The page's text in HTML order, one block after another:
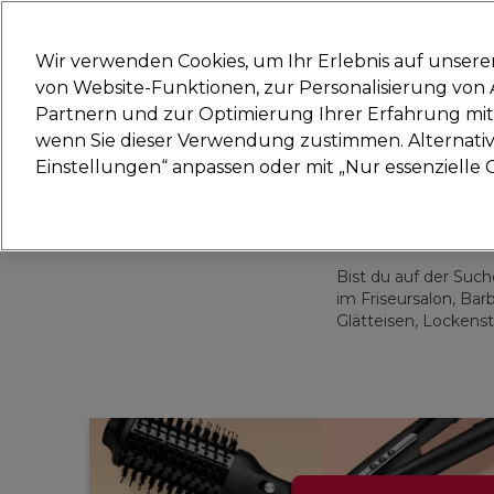
Marken Deals Haare Elektrogeräte
Lieferung und Lieferzeiten
Bist du auf der
im Friseursalon,
Glätteisen,
Wir verwenden Cookies, um Ihr Erlebnis auf
von Website-Funktionen, zur Personalisierung
Partnern und zur Optimierung Ihrer Erfahrung mit
wenn Sie dieser Verwendung zustimmen.
Einstellungen“ anpassen oder mit „Nur essenzielle